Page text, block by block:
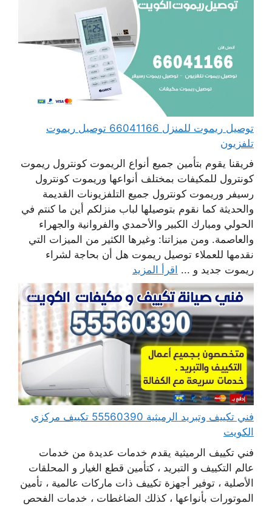
توصيل ريموت للمنزل 66041166 توصيل ريموت
تلفزيون
فريقنا يقوم بتأمين جميع أنواع الريموت كونترول ريموت
كونترول للمكيفات بمختلف أنواعها وريموت كونترول
رسيفر وريموت كونترول جميع التلفزيونات القديمة
والحديثة كما نقوم بتوصيلها لباب منزلكم أين ما كنتم في
الحولي ومبارك الكبير والأحمدي والفروانية والجهراء
والعاصمة. ومن ميزاتنا: وغيرها الكثير من الميزات التي
نقدمها للعملاء توصيل ريموت هل أن بحاجة لشراء
ريموت جديد و ... اقرأ المزيد
فني تكييف وتبريد الرميثية 55560390 تكييف مركزي
الكويت
فني تكييف الرميثية يقدم خدمات عديدة من خدمات
عالم التكييف و التبريد ، كتأمين قطع الغيار و المحلقات
الأصلية ، توفير أجهزة تكييف ذات ماركات عالمية ، تأمين
الموتورات بأنواعها ، كذلك الضاغطات ، خدمات الفحص